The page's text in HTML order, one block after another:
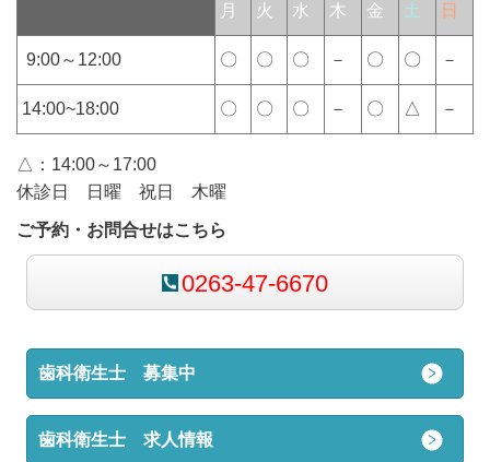
月 火 水 木 金 土 日
9:00～12:00 〇 〇 〇 － 〇 〇 －
14:00~18:00 〇 〇 〇 － 〇 △ －
△：14:00～17:00
休診日 日曜 祝日 木曜
ご予約・お問合せはこちら
0263-47-6670
歯科衛生士 募集中
歯科衛生士 求人情報